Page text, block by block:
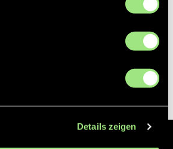
Details zeigen